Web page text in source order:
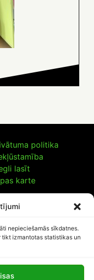
nepieciešamās sīkdatnes.
izmantotas statistikas un
politika
lasīt
karte